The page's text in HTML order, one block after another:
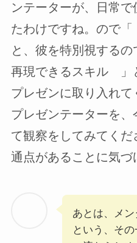
ンテーターが、日常
たわけですね。ので
と、彼を特別視する
再現できるスキル 」
プレゼンに取り入れ
プレゼンテーターを
て観察をしてみてく
通点があることに気づ
あとは、メ
という、そ